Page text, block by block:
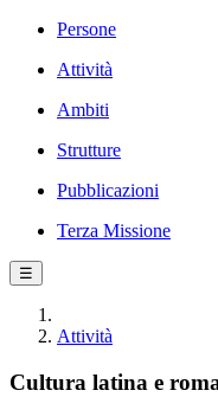
Persone
Attività
Ambiti
Strutture
Pubblicazioni
Terza Missione
☰
Attività
Cultura latina e